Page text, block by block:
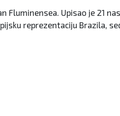
Fluminensea. Upisao je 21
reprezentaciju Brazila,